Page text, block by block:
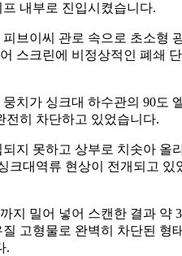
내부로 진입시켰습니다.
브이씨 관로 속으로 초소형
스크린에 비정상적인 폐쇄
치가 싱크대 하수관의 90도
전히 차단하고 있었습니다.
지 못하고 상부로 치솟아 올
크대역류 현상이 전개되고 있
지 밀어 넣어 스캔한 결과 약
고형물로 완벽히 차단된 형
.